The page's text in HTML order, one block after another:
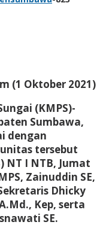
(1 Oktober 2021)
(KMPS)-
Sumbawa,
dengan
tersebut
NT I NTB, Jumat
Zainuddin SE,
Dhicky
Kep, serta
SE.